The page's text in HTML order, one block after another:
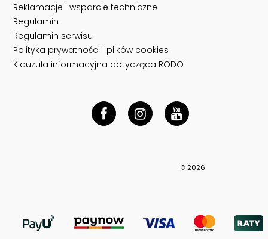
Reklamacje i wsparcie techniczne
Regulamin
Regulamin serwisu
Polityka prywatności i plików cookies
Klauzula informacyjna dotycząca RODO
© 2026